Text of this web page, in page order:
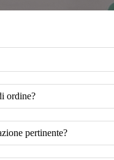
ordine?
pertinente?